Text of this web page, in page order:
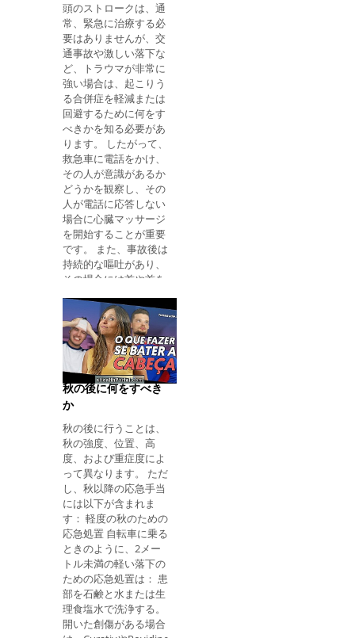
です。 また、体内で砂
糖を使うことができな
いため、体内に蓄積
し、傷口に細菌が発生
しやすくなり、感染の
危険性や強度が増しま
す。 糖尿病患者の創傷
のための応急処置 糖尿
病患者の皮膚に変化が
ある場合は、次のよう
な注意が必要です。 中
性pHの暖かい石鹸水を
使用し て領域 を 洗う
。 アルコール、ヨード
ポビドン、過酸化水素
などの創傷には、組織
に損傷を与え、治癒を
遅らせる可能性がある
ため、 防腐剤を置かな
いでください 。 感染の
発症を避けるために、
医師が処方 した抗生物
質軟膏を貼る 。 毎日ま
たは医師または看護師
の指示に従って、それ
を置き換える 無菌ガー
ゼでその区域を覆う ;
とを避け 、快適な服や
傷口にこすらない広い
靴を優先します。 たと
えば
頭のストロークは、通
常、緊急に治療する必
要はありませんが、交
通事故や激しい落下な
ど、トラウマが非常に
強い場合は、起こりう
る合併症を軽減または
回避するために何をす
べきかを知る必要があ
ります。 したがって、
救急車に電話をかけ、
その人が意識があるか
どうかを観察し、その
人が電話に応答しない
場合に心臓マッサージ
を開始することが重要
です。 また、事故後は
持続的な嘔吐があり、
その場合には首や首を
注意しながら寝ること
が大切です。頭の下に
コートやクッションな
どのサポートを置いて
ください。 頭部外傷の
ための救急処置 頭部外
傷が疑われる場合は、
救急車 に電話をかけ、
192に電話をかける。
その人が意識している
かどうか観察する ： あ
なたが知っているな
ら、医者の助けが来る
まで彼女を落ち着かせ
るべきです。 被験者が
意識を持たずに息を吐
くことがない場合は、
このステップバイステ
ップの手順に従って心
臓マッサージを開始し
てください。 脊椎の損
傷があるかもしれない
秋の後に何をすべき
か
秋の後に行うことは、
秋の強度、位置、高
度、および重症度によ
って異なります。 ただ
し、秋以降の応急手当
には以下が含まれま
す： 軽度の秋のための
応急処置 自転車に乗る
ときのように、2メー
トル未満の軽い落下の
ための応急処置は： 患
部を石鹸と水または生
理食塩水で洗浄する。
開いた創傷がある場合